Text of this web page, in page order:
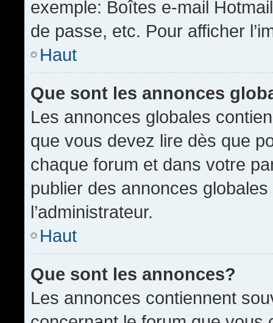
exemple: Boîtes e-mail
de passe, etc. Pour afficher
Haut
Que sont les annonces
Les annonces globales
que vous devez lire dès que
chaque forum et dans votre
publier des annonces
l’administrateur.
Haut
Que sont les annonces?
Les annonces contiennent